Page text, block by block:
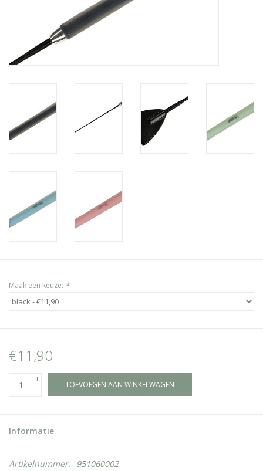
Maak een keuze: *
€11,90
+
-
TOEVOEGEN AAN WINKELWAGEN
Informatie
Artikelnummer: 951060002